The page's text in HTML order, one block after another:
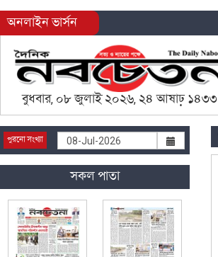
অনলাইন ভার্সন
বুধবার, ০৮ জুলাই ২০২৬, ২৪ আষাঢ় ১৪৩৩
পুরনো সংখ্যা
সকল পাতা